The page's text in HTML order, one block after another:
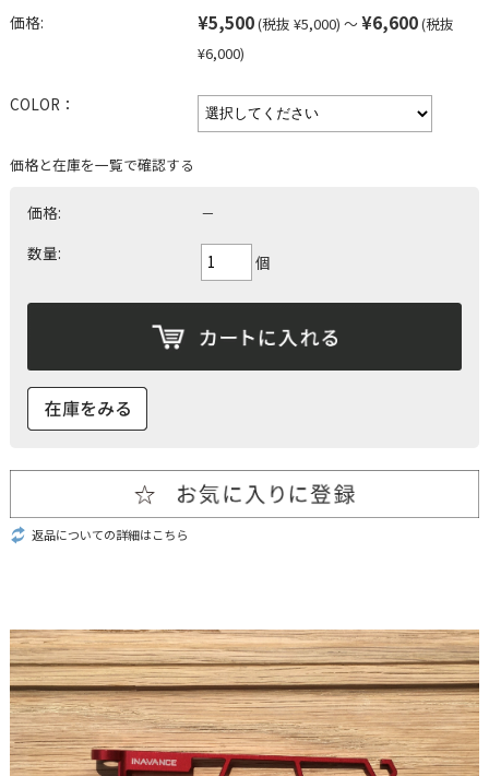
価格: ¥5,500(税抜 ¥5,000) ～ ¥6,600(税抜
¥6,000)
COLOR：
価格と在庫を一覧で確認する
価格: －
数量: 個
返品についての詳細はこちら